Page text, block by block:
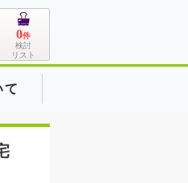
0件
検討
リスト
て